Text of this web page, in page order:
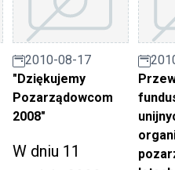
Finansowego
ogłasza trzeci,
ostatni nabór
wniosków do
Komponentu III
? Równe szanse
r"
2010-08-17
"Dziękujemy
Pozarządowcom
2008"
W dniu 11